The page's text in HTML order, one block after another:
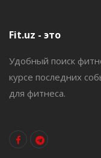
Fit.uz - это
Удобный поиск
курсе последних
для фитнеса.